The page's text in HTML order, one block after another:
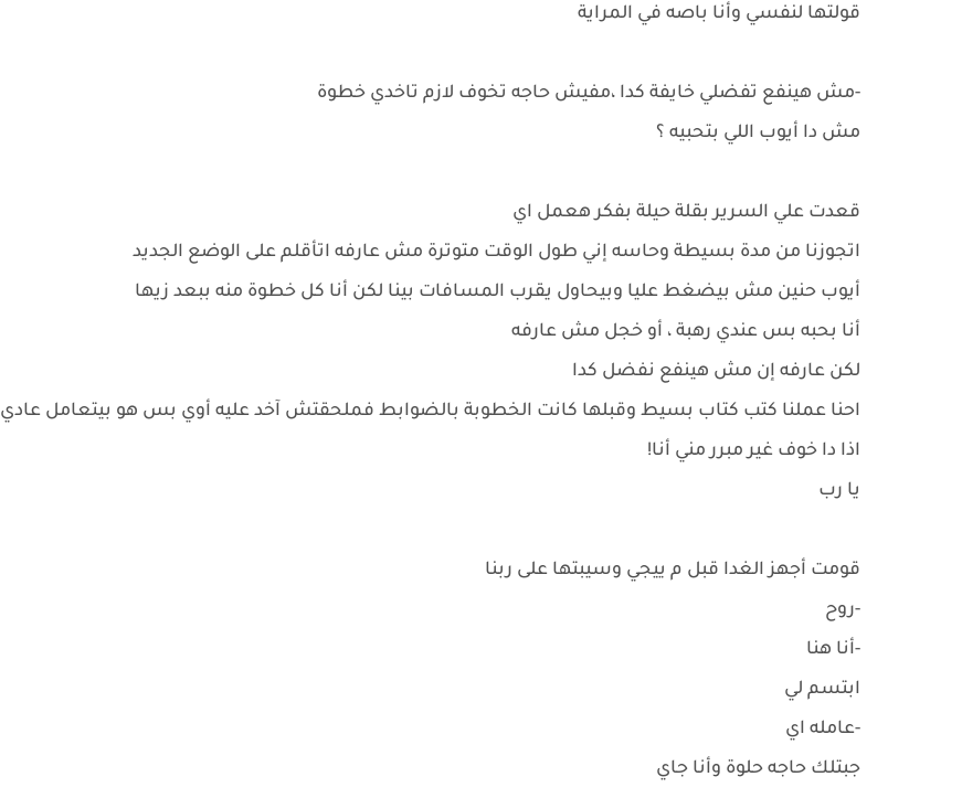
قولتها لنفسي وأنا باصه في المراية
-مش هينفع تفضلي خايفة كدا ،مفيش حاجه تخوف لازم تاخدي خطوة
مش دا أيوب اللي بتحبيه ؟
قعدت علي السرير بقلة حيلة بفكر هعمل اي
اتجوزنا من مدة بسيطة وحاسه إني طول الوقت متوترة مش عارفه اتأقلم على الوضع الجديد
أيوب حنين مش بيضغط عليا وبيحاول يقرب المسافات بينا لكن أنا كل خطوة منه ببعد زيها
أنا بحبه بس عندي رهبة ، أو خجل مش عارفه
لكن عارفه إن مش هينفع نفضل كدا
احنا عملنا كتب كتاب بسيط وقبلها كانت الخطوبة بالضوابط فملحقتش آخد عليه أوي بس هو بيتعامل عادي
اذا دا خوف غير مبرر مني أنا!
يا رب
قومت أجهز الغدا قبل م ييجي وسيبتها على ربنا
-روح
-أنا هنا
ابتسم لي
-عامله اي
جبتلك حاجه حلوة وأنا جاي